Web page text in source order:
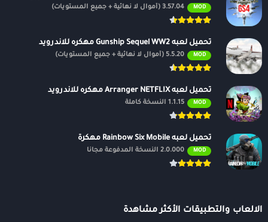
MOD 3.57.04 (أموال لا نهائية + جميع المستويات)
تحميل لعبه Gunship Sequel WW2 مهكره للاندرويد
MOD 5.5.20 (أموال لا نهائية + جميع المستويات)
تحميل لعبه Arranger NETFLIX مهكره للاندرويد
MOD 1.1.15 النسخة كاملة
تحميل لعبه Rainbow Six Mobile مهكرة
MOD 2.0.000 النسخة المدفوعة مجانًا
الالعاب والتطبيقات الأكثر مشاهدة